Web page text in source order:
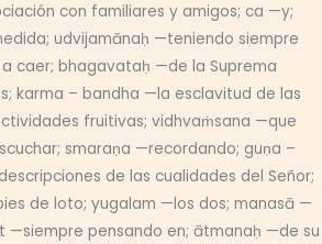
con familiares y amigos; ca —y;
udvijamānaḥ —teniendo siempre
caer; bhagavataḥ —de la Suprema
karma – bandha —la esclavitud de las
fruitivas; vidhvaṁsana —que
smaraṇa —recordando; guṇa –
de las cualidades del Señor;
de loto; yugalam —los dos; manasā —
—siempre pensando en; ātmanaḥ —de su